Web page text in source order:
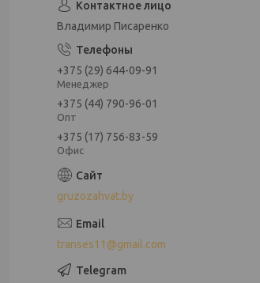
Владимир Писаренко
+375 (29) 644-09-91
Менеджер
+375 (44) 790-96-01
Опт
+375 (17) 756-83-59
Офис
gruzozahvat.by
transes11@gmail.com